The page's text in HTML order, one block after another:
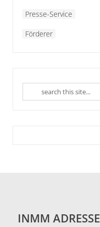
Presse-Service
Förderer
INMM ADRESSE